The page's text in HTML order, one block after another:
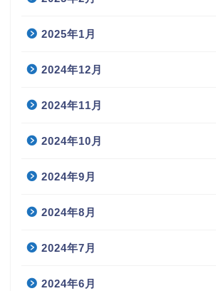
2025年1月
2024年12月
2024年11月
2024年10月
2024年9月
2024年8月
2024年7月
2024年6月